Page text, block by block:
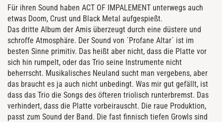
Für ihren Sound haben ACT OF IMPALEMENT unterwegs auch
etwas Doom, Crust und Black Metal aufgespießt.
Das dritte Album der Amis überzeugt durch eine düstere und
schroffe Atmosphäre. Der Sound von ´Profane Altar´ ist im
besten Sinne primitiv. Das heißt aber nicht, dass die Platte vor
sich hin rumpelt, oder das Trio seine Instrumente nicht
beherrscht. Musikalisches Neuland sucht man vergebens, aber
das braucht es ja auch nicht unbedingt. Was mir gut gefällt, ist
dass das Trio die Songs des öfteren triolisch runterbremst. Das
verhindert, dass die Platte vorbeirauscht. Die raue Produktion,
passt zum Sound der Band. Die fast finnisch tiefen Growls sind